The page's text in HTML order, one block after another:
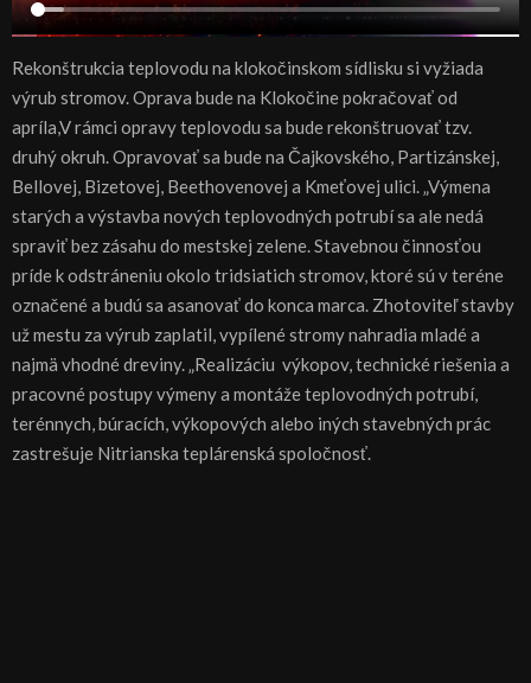
Rekonštrukcia teplovodu na klokočinskom sídlisku si vyžiada
výrub stromov. Oprava bude na Klokočine pokračovať od
apríla,V rámci opravy teplovodu sa bude rekonštruovať tzv.
druhý okruh. Opravovať sa bude na Čajkovského, Partizánskej,
Bellovej, Bizetovej, Beethovenovej a Kmeťovej ulici. „Výmena
starých a výstavba nových teplovodných potrubí sa ale nedá
spraviť bez zásahu do mestskej zelene. Stavebnou činnosťou
príde k odstráneniu okolo tridsiatich stromov, ktoré sú v teréne
označené a budú sa asanovať do konca marca. Zhotoviteľ stavby
už mestu za výrub zaplatil, vypílené stromy nahradia mladé a
najmä vhodné dreviny. „Realizáciu výkopov, technické riešenia a
pracovné postupy výmeny a montáže teplovodných potrubí,
terénnych, búracích, výkopových alebo iných stavebných prác
zastrešuje Nitrianska teplárenská spoločnosť.